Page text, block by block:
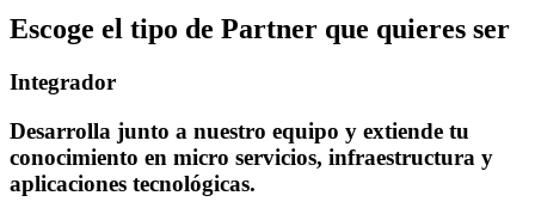
Escoge el tipo de Partner que quieres ser
Integrador
Desarrolla junto a nuestro equipo y extiende tu
conocimiento en micro servicios, infraestructura y
aplicaciones tecnológicas.